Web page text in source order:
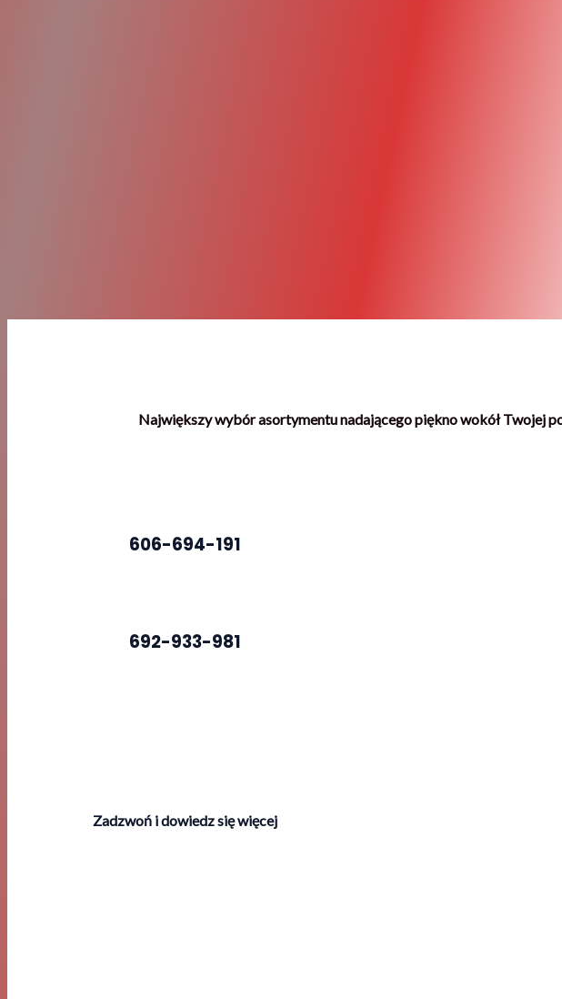
Największy wybór asortymentu nadającego piękno wokół Twojej
606-694-191
692-933-981
Zadzwoń i dowiedz się więcej